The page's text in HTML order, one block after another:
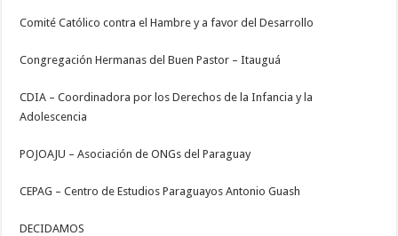
Comité Católico contra el Hambre y a favor del Desarrollo
Congregación Hermanas del Buen Pastor – Itauguá
CDIA – Coordinadora por los Derechos de la Infancia y la
Adolescencia
POJOAJU – Asociación de ONGs del Paraguay
CEPAG – Centro de Estudios Paraguayos Antonio Guash
DECIDAMOS